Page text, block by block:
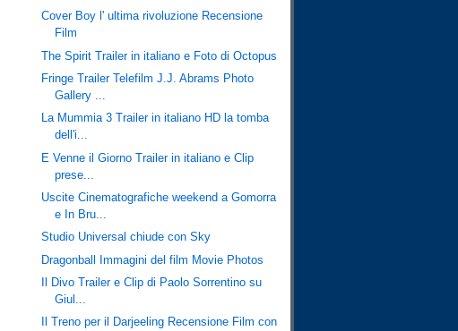
Cover Boy l' ultima rivoluzione Recensione
Film
The Spirit Trailer in italiano e Foto di Octopus
Fringe Trailer Telefilm J.J. Abrams Photo
Gallery ...
La Mummia 3 Trailer in italiano HD la tomba
dell'i...
E Venne il Giorno Trailer in italiano e Clip
prese...
Uscite Cinematografiche weekend a Gomorra
e In Bru...
Studio Universal chiude con Sky
Dragonball Immagini del film Movie Photos
Il Divo Trailer e Clip di Paolo Sorrentino su
Giul...
Il Treno per il Darjeeling Recensione Film con